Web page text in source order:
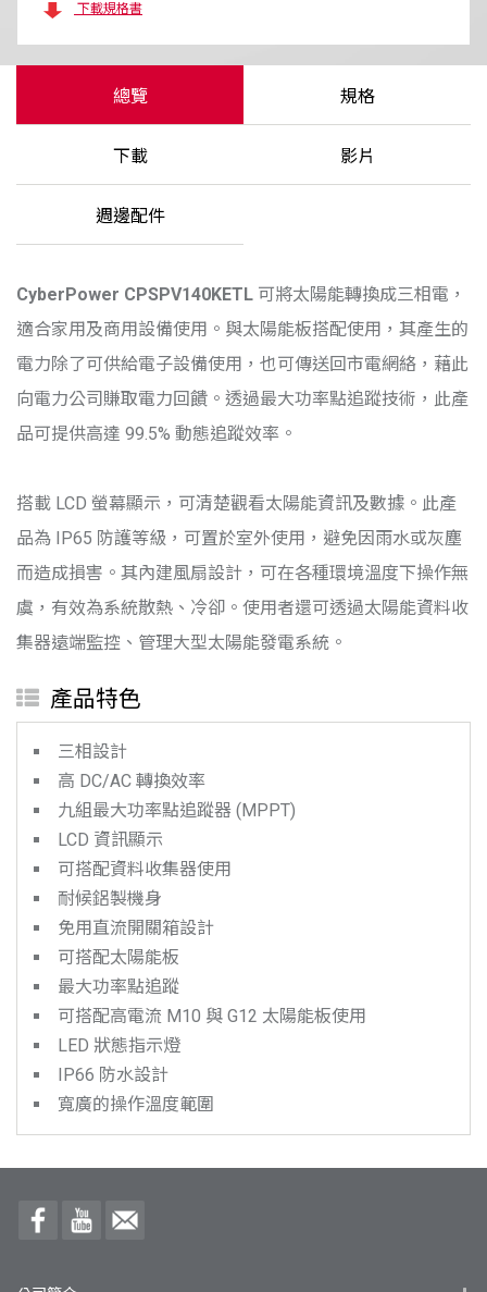
下載規格書
總覽 規格
下載 影片
週邊配件
CyberPower CPSPV140KETL 可將太陽能轉換成三相電，
適合家用及商用設備使用。與太陽能板搭配使用，其產生的
電力除了可供給電子設備使用，也可傳送回市電網絡，藉此
向電力公司賺取電力回饋。透過最大功率點追蹤技術，此產
品可提供高達 99.5% 動態追蹤效率。
搭載 LCD 螢幕顯示，可清楚觀看太陽能資訊及數據。此產
品為 IP65 防護等級，可置於室外使用，避免因雨水或灰塵
而造成損害。其內建風扇設計，可在各種環境溫度下操作無
虞，有效為系統散熱、冷卻。使用者還可透過太陽能資料收
集器遠端監控、管理大型太陽能發電系統。
產品特色
三相設計
高 DC/AC 轉換效率
九組最大功率點追蹤器 (MPPT)
LCD 資訊顯示
可搭配資料收集器使用
耐候鋁製機身
免用直流開關箱設計
可搭配太陽能板
最大功率點追蹤
可搭配高電流 M10 與 G12 太陽能板使用
LED 狀態指示燈
IP66 防水設計
寬廣的操作溫度範圍